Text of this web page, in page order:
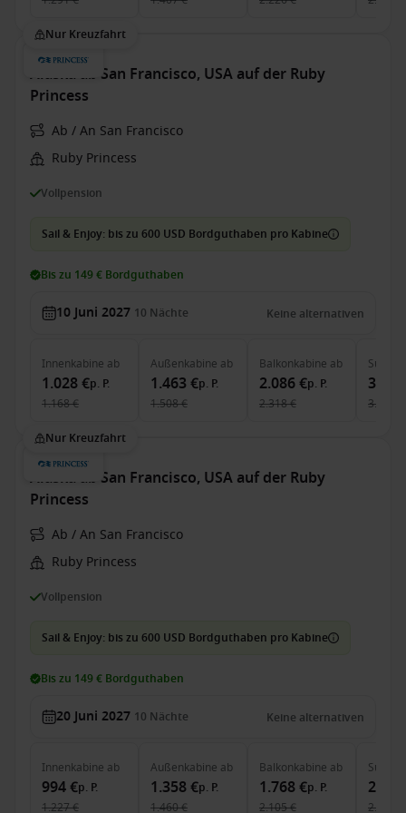
Nur Kreuzfahrt
Alaska ab San Francisco, USA auf der Ruby
Princess
Ab / An San Francisco
Ruby Princess
Vollpension
Sail & Enjoy: bis zu 600 USD Bordguthaben pro Kabine
Bis zu 149 € Bordguthaben
10 Juni 2027 10 Nächte Keine alternativen
Innenkabine ab
1.028 €p. P.
1.168 €
Außenkabine ab
1.463 €p. P.
1.508 €
Balkonkabine ab
2.086 €p. P.
2.318 €
Suite
3.219 €
Nur Kreuzfahrt
Alaska ab San Francisco, USA auf der Ruby
Princess
Ab / An San Francisco
Ruby Princess
Vollpension
Sail & Enjoy: bis zu 600 USD Bordguthaben pro Kabine
Bis zu 149 € Bordguthaben
20 Juni 2027 10 Nächte Keine alternativen
Innenkabine ab
994 €p. P.
1.227 €
Außenkabine ab
1.358 €p. P.
1.460 €
Balkonkabine ab
1.768 €p. P.
2.105 €
Suite
2.938 €